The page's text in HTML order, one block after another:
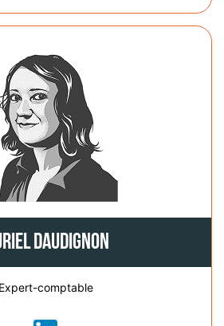
Daudignon
Expert-comptable